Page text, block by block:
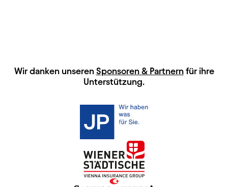
HAUPTSPONSOREN
Wir danken unseren Sponsoren & Partnernfür ihre
Unterstützung.